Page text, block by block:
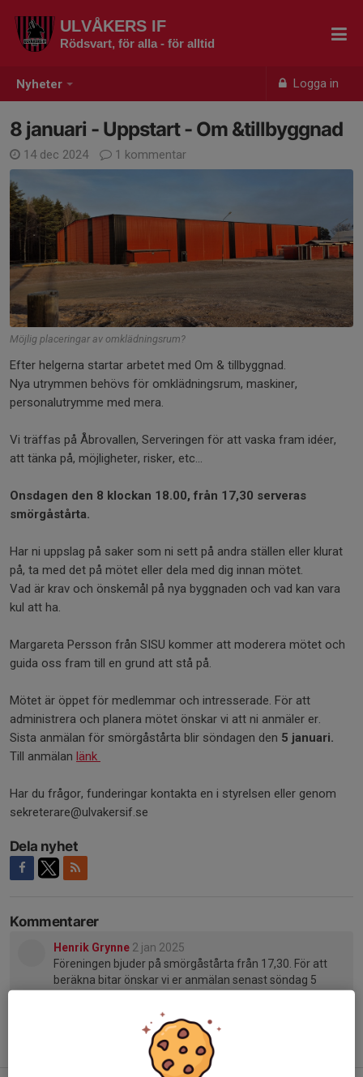
Nyheter Logga in
ULVÅKERS IF
Rödsvart, för alla - för alltid
8 januari - Uppstart - Om &tillbyggnad
14 dec 2024 1 kommentar
Möjlig placeringar av omklädningsrum?
Efter helgerna startar arbetet med Om & tillbyggnad.
Nya utrymmen behövs för omklädningsrum, maskiner,
personalutrymme med mera.
Vi träffas på Åbrovallen, Serveringen för att vaska fram idéer,
att tänka på, möjligheter, risker, etc...
Onsdagen den 8 klockan 18.00, från 17,30 serveras
smörgåstårta.
Har ni uppslag på saker som ni sett på andra ställen eller klurat
på, ta med det på mötet eller dela med dig innan mötet.
Vad är krav och önskemål på nya byggnaden och vad kan vara
kul att ha.
Margareta Persson från SISU kommer att moderera mötet och
guida oss fram till en grund att stå på.
Mötet är öppet för medlemmar och intresserade. För att
administrera och planera mötet önskar vi att ni anmäler er.
Sista anmälan för smörgåstårta blir söndagen den 5 januari.
Till anmälan länk
Har du frågor, funderingar kontakta en i styrelsen eller genom
sekreterare@ulvakersif.se
Dela nyhet
Kommentarer
Henrik Grynne 2 jan 2025
Föreningen bjuder på smörgåstårta från 17,30. För att
beräkna bitar önskar vi er anmälan senast söndag 5